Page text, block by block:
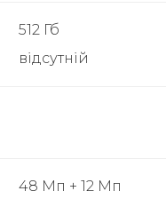
512 Гб
відсутній
48 Мп + 12 Мп